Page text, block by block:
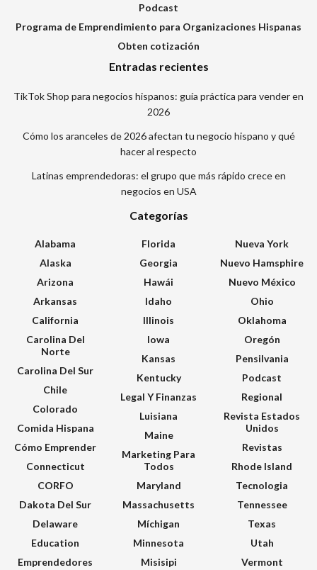
Podcast
Programa de Emprendimiento para Organizaciones Hispanas
Obten cotización
Entradas recientes
TikTok Shop para negocios hispanos: guía práctica para vender en
2026
Cómo los aranceles de 2026 afectan tu negocio hispano y qué
hacer al respecto
Latinas emprendedoras: el grupo que más rápido crece en
negocios en USA
Categorías
Alabama
Alaska
Arizona
Arkansas
California
Carolina Del
Norte
Carolina Del Sur
Chile
Colorado
Comida Hispana
Cómo Emprender
Connecticut
CORFO
Dakota Del Sur
Delaware
Education
Emprendedores
Florida
Georgia
Hawái
Idaho
Illinois
Iowa
Kansas
Kentucky
Legal Y Finanzas
Luisiana
Maine
Marketing Para
Todos
Maryland
Massachusetts
Míchigan
Minnesota
Misisipi
Nueva York
Nuevo Hamsphire
Nuevo México
Ohio
Oklahoma
Oregón
Pensilvania
Podcast
Regional
Revista Estados
Unidos
Revistas
Rhode Island
Tecnologia
Tennessee
Texas
Utah
Vermont